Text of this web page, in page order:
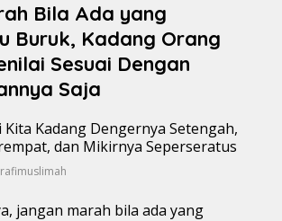
Bila Ada yang
Buruk, Kadang Orang
Sesuai Dengan
Saja
jangan marah bila ada yang